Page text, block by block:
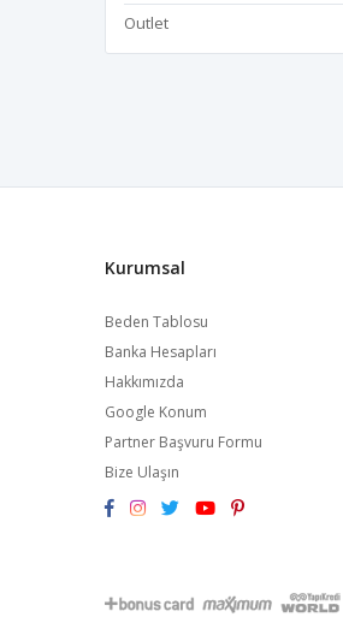
Outlet
Kurumsal
Beden Tablosu
Banka Hesapları
Hakkımızda
Google Konum
Partner Başvuru Formu
Bize Ulaşın